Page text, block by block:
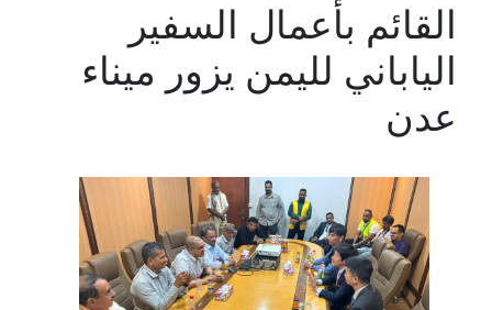
القائم بأعمال السفير
الياباني لليمن يزور ميناء
عدن